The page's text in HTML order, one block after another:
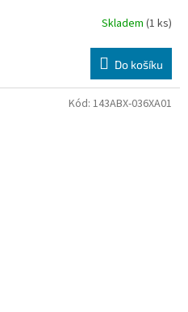
Skladem (1 ks)
Do košíku
Kód: 143ABX-036XA01